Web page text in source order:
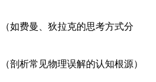
（如费曼、狄拉克的思考方式分
（剖析常见物理误解的认知根源）